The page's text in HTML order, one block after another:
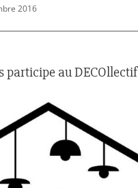
2016
participe au DECOllectif